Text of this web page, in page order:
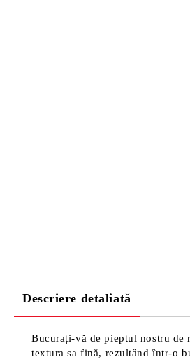
Descriere detaliată
Bucurați-vă de pieptul nostru de
textura sa fină, rezultând într-o